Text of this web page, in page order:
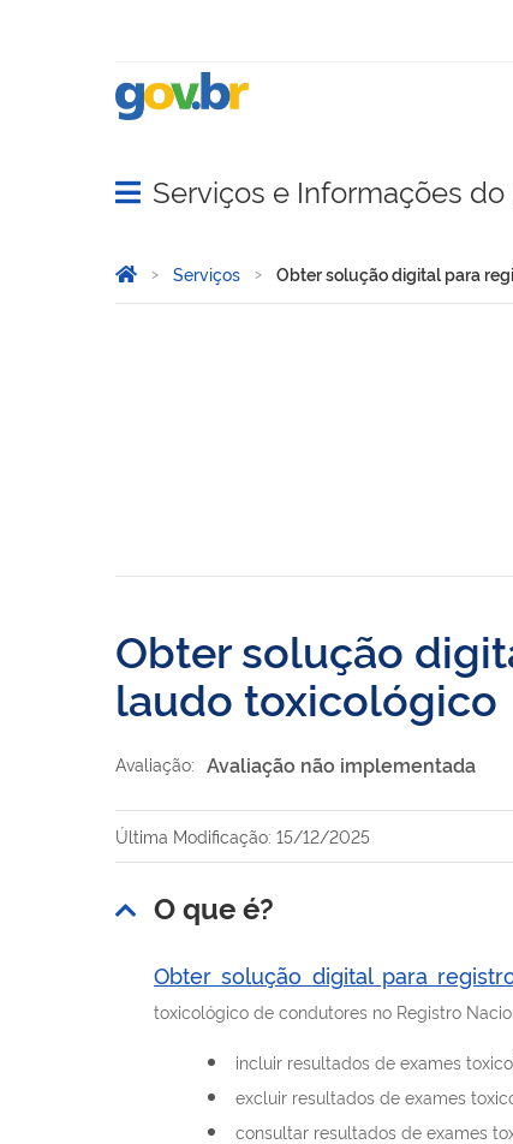
Abrir menu principal de navegação
Serviços e Informações do
Você está aqui:
Página Inicial
Serviços Obter solução digital para
Obter solução
laudo toxicológico
Avaliação: Avaliação não implementada
Última Modificação: 15/12/2025
O que é?
Obter solução digital para
toxicológico de condutores no Registro
incluir resultados de exames
excluir resultados de exames
consultar resultados de exames